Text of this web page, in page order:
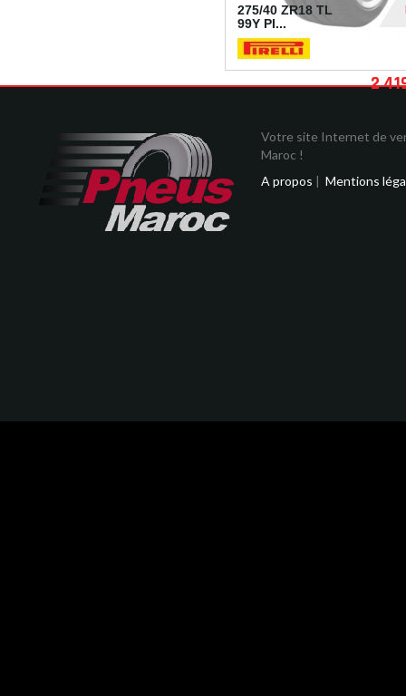
275/40 ZR18 TL
99Y PI...
2
Votre site Internet de
Maroc !
A propos | Mentions